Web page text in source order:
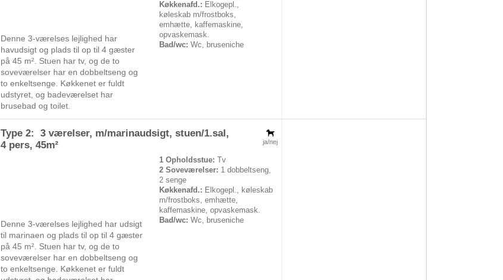
Køkkenafd.: Elkogepl.,
køleskab m/frostboks,
emhætte, kaffemaskine,
opvaskemask.
Bad/wc: Wc, bruseniche
Denne 3-værelses lejlighed har
havudsigt og plads til op til 4 gæster
på 45 m². Stuen har tv, og de to
soveværelser har en dobbeltseng og
to enkeltsenge. Køkkenet er fuldt
udstyret, og badeværelset har
brusebad og toilet.
ja/nej
Type 2: 3 værelser, m/marinaudsigt, stuen/1.sal,
4 pers, 45m²
1 Opholdsstue: Tv
2 Soveværelser: 1 dobbeltseng,
2 senge
Køkkenafd.: Elkogepl., køleskab
m/frostboks, emhætte,
kaffemaskine, opvaskemask.
Bad/wc: Wc, bruseniche
Denne 3-værelses lejlighed har udsigt
til marinaen og plads til op til 4 gæster
på 45 m². Stuen har tv, og de to
soveværelser har en dobbeltseng og
to enkeltsenge. Køkkenet er fuldt